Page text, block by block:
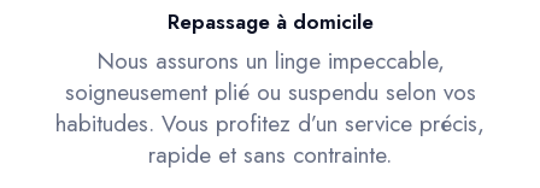
Repassage à domicile
Nous assurons un linge impeccable,
soigneusement plié ou suspendu selon vos
habitudes. Vous profitez d’un service précis,
rapide et sans contrainte.